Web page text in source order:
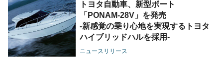
トヨタ自動車、新型ボート
「PONAM-28V」を発売
-新感覚の乗り心地を実現するトヨタ
ハイブリッドハルを採用-
ニュースリリース